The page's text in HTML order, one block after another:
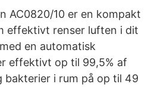
AC0820/10 er en kompakt
effektivt renser luften i dit
en automatisk
effektivt op til 99,5% af
bakterier i rum på op til 49